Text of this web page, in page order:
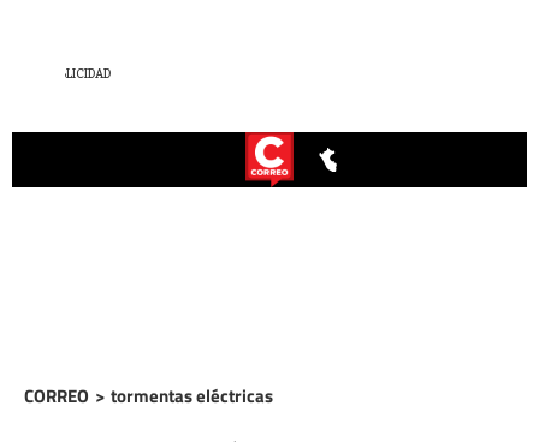
CORREO > tormentas eléctricas